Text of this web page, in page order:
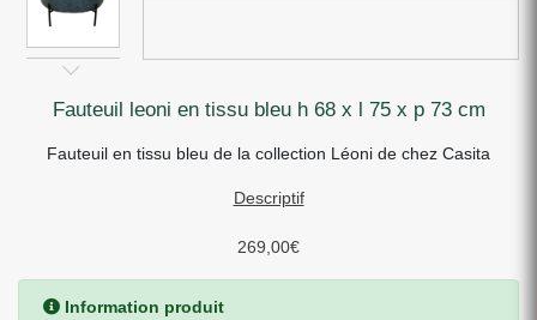
fauteuil leoni en tissu bleu h 68 x l 75 x p 73 cm
Fauteuil en tissu bleu de la collection Léoni de chez Casita
Descriptif
269,00€
Information produit